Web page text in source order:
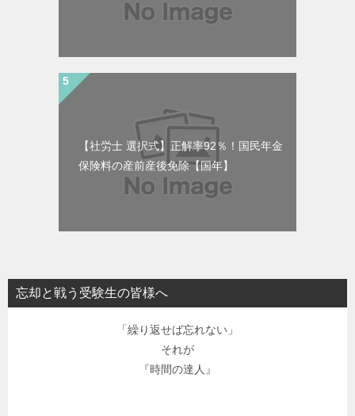
【社労士 選択式】正解率92％！国民年金
保険料の産前産後免除【国年】
忘却と戦う受験生の皆様へ
「繰り返せば忘れない」
それが
『時間の達人』